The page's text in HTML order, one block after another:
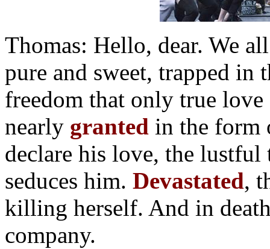
Thomas: Hello, dear. We
pure and sweet, trapped in
freedom that only true
nearly granted in the form
declare his love, the
seduces him. Devastated,
killing herself. And in
company.